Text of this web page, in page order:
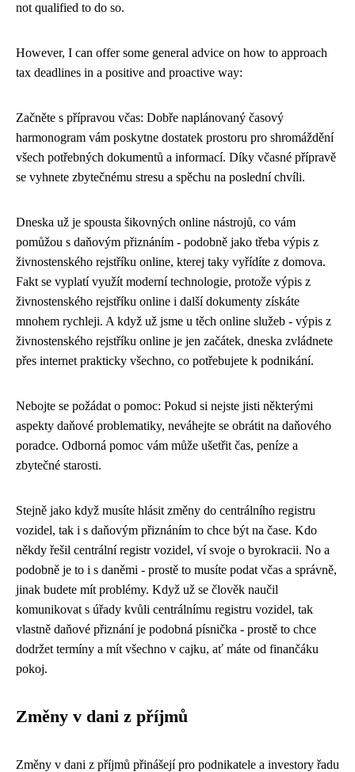
not qualified to do so.
However, I can offer some general advice on how to approach
tax deadlines in a positive and proactive way:
Začněte s přípravou včas: Dobře naplánovaný časový
harmonogram vám poskytne dostatek prostoru pro shromáždění
všech potřebných dokumentů a informací. Díky včasné přípravě
se vyhnete zbytečnému stresu a spěchu na poslední chvíli.
Dneska už je spousta šikovných online nástrojů, co vám
pomůžou s daňovým přiznáním - podobně jako třeba výpis z
živnostenského rejstříku online, kterej taky vyřídíte z domova.
Fakt se vyplatí využít moderní technologie, protože výpis z
živnostenského rejstříku online i další dokumenty získáte
mnohem rychleji. A když už jsme u těch online služeb - výpis z
živnostenského rejstříku online je jen začátek, dneska zvládnete
přes internet prakticky všechno, co potřebujete k podnikání.
Nebojte se požádat o pomoc: Pokud si nejste jisti některými
aspekty daňové problematiky, neváhejte se obrátit na daňového
poradce. Odborná pomoc vám může ušetřit čas, peníze a
zbytečné starosti.
Stejně jako když musíte hlásit změny do centrálního registru
vozidel, tak i s daňovým přiznáním to chce být na čase. Kdo
někdy řešil centrální registr vozidel, ví svoje o byrokracii. No a
podobně je to i s daněmi - prostě to musíte podat včas a správně,
jinak budete mít problémy. Když už se člověk naučil
komunikovat s úřady kvůli centrálnímu registru vozidel, tak
vlastně daňové přiznání je podobná písnička - prostě to chce
dodržet termíny a mít všechno v cajku, ať máte od finančáku
pokoj.
Změny v dani z příjmů
Změny v dani z příjmů přinášejí pro podnikatele a investory řadu